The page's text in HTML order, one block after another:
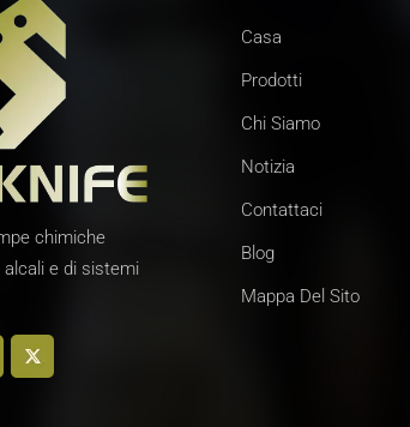
chimiche
e di sistemi
Casa
Prodotti
Chi Siamo
Notizia
Contattaci
Blog
Mappa Del Sito